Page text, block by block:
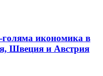
икономика в
Швеция и Австрия